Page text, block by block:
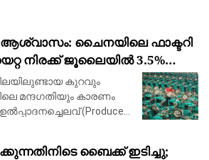
ചൈനയിലെ ഫാക്ടറി
നിരക്ക് ജൂലൈയിൽ 3.5%
കുറവും
മന്ദഗതിയും കാരണം
(Producer
prices) വളർച്ചാനിരക്ക്
ബൈക്ക് ഇടിച്ചു;